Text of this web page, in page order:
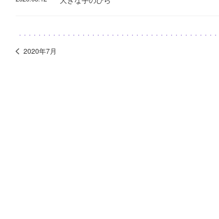
2020年7月